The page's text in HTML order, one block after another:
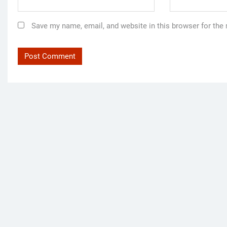
Save my name, email, and website in this browser for